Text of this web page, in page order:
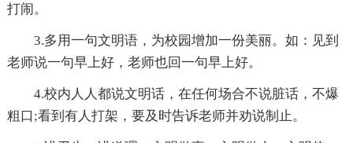
打闹。
3.多用一句文明语，为校园增加一份美丽。如：见到
老师说一句早上好，老师也回一句早上好。
4.校内人人都说文明话，在任何场合不说脏话，不爆
粗口;看到有人打架，要及时告诉老师并劝说制止。